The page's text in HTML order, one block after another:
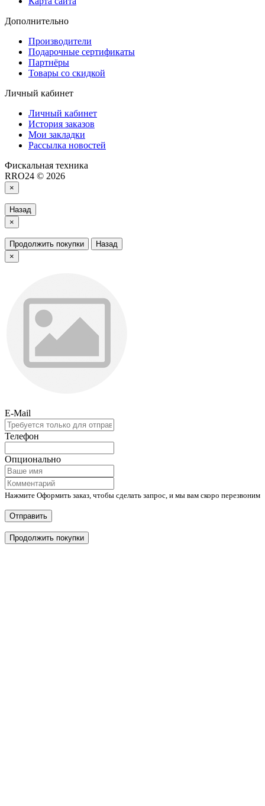
Дополнительно
Производители
Подарочные сертификаты
Партнёры
Товары со скидкой
Личный кабинет
Личный кабинет
История заказов
Мои закладки
Рассылка новостей
Фискальная техника
RRO24 © 2026
×
Назад
×
Продолжить покупки
Назад
×
E-Mail
Телефон
Опционально
Нажмите Оформить заказ, чтобы сделать запрос, и мы вам скоро перезвоним
Отправить
Продолжить покупки